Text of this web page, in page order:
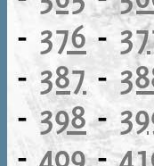
- 376 -
- 387-
-398-
- 409-